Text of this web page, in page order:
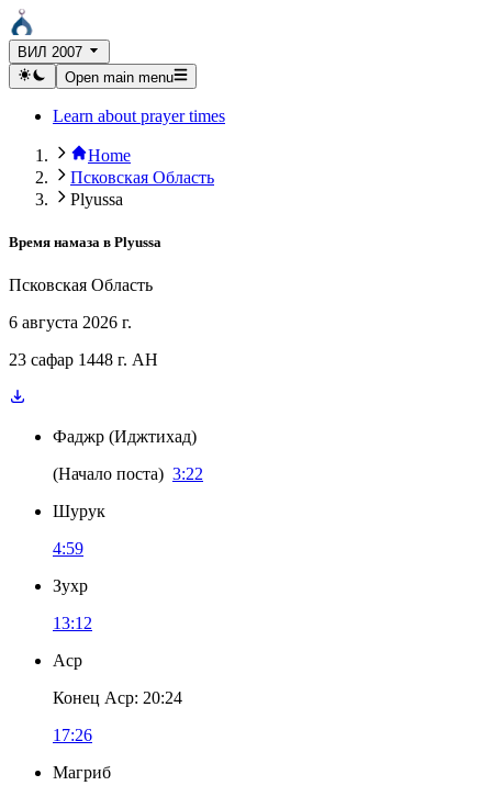
ВИЛ 2007
Open main menu
Learn about prayer times
Home
Псковская Область
Plyussa
Время намаза в Plyussa
Псковская Область
6 августа 2026 г.
23 сафар 1448 г. AH
Фаджр (Иджтихад)
(Начало поста) 3:22
Шурук
4:59
Зухр
13:12
Аср
Конец Аср: 20:24
17:26
Магриб